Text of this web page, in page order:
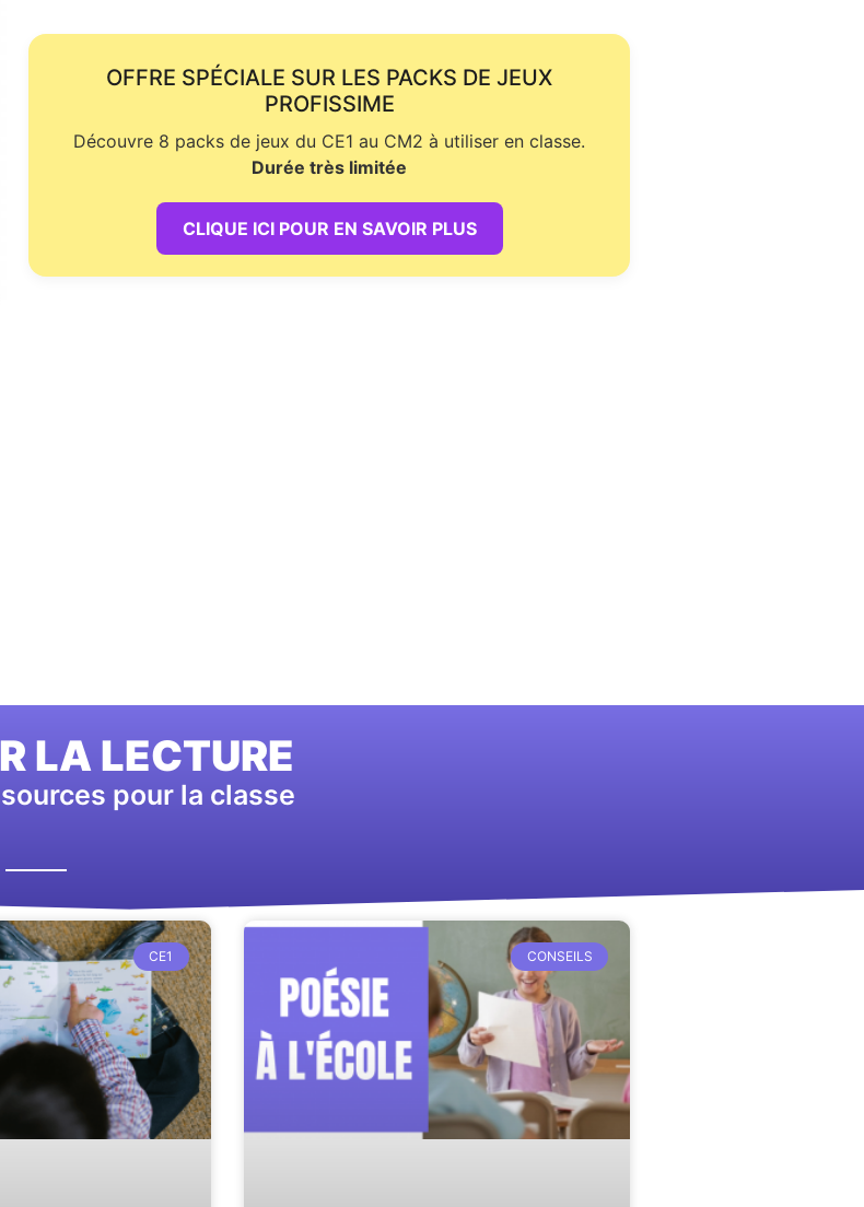
OFFRE SPÉCIALE SUR LES PACKS DE JEUX
PROFISSIME
Découvre 8 packs de jeux du CE1 au CM2 à utiliser en classe.
Durée très limitée
CLIQUE ICI POUR EN SAVOIR PLUS
LA LECTURE
pour la classe
CE1 CONSEILS